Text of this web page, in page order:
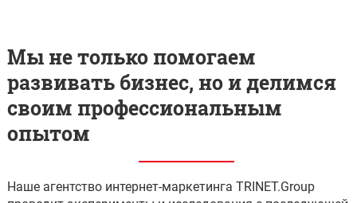
Мы не только помогаем
развивать бизнес, но и делимся
своим профессиональным
опытом
Наше агентство интернет-маркетинга TRINET.Group